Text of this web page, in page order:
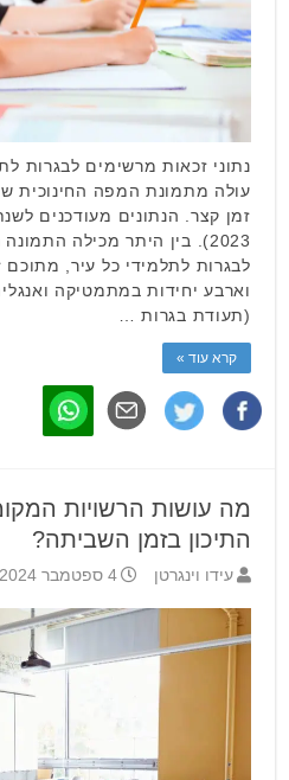
נתוני זכאות מרשימים לבגרות
עולה מתמונת המפה החינוכית
2023). בין היתר מכילה
לבגרות לתלמידי כל עיר,
וארבע יחידות במתמטיקה
(תעודת בגרות …
קרא עוד »
מה עושות הרשויות
התיכון בזמן השביתה?
עידו וינגרטן 4 ספטמבר 2024 14:55